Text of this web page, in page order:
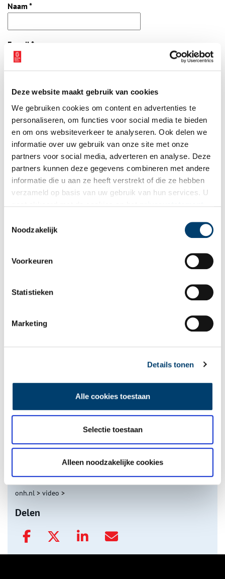
Deze website maakt gebruik van cookies
We gebruiken cookies om content en advertenties te
personaliseren, om functies voor social media te bieden
en om ons websiteverkeer te analyseren. Ook delen we
informatie over uw gebruik van onze site met onze
partners voor social media, adverteren en analyse. Deze
partners kunnen deze gegevens combineren met andere
informatie die u aan ze heeft verstrekt of die ze hebben
verzameld op basis van uw gebruik van hun services. U
Noodzakelijk
Voorkeuren
Statistieken
Marketing
Details tonen
Alle cookies toestaan
Selectie toestaan
Alleen noodzakelijke cookies
Naam *
E-mail *
Bekijk meer video's
Tien verdwenen pretparken
De eendenboeten op De Haukes
onh.nl > video >
Delen